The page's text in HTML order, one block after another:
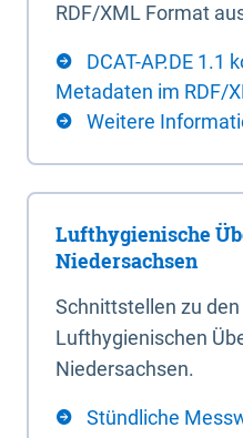
RDF/XML Format
DCAT-AP.DE 1.1
Metadaten im RDF/
Weitere
Lufthygienische
Niedersachsen
Schnittstellen zu
Lufthygienischen
Niedersachsen.
Stündliche